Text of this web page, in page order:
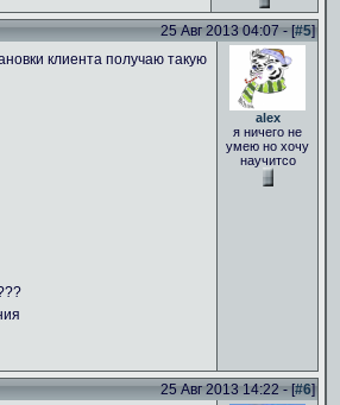
25 Авг 2013 04:07 - [#5]
клиента получаю такую
alex
я ничего не
умею но хочу
научитсо
25 Авг 2013 14:22 - [#6]